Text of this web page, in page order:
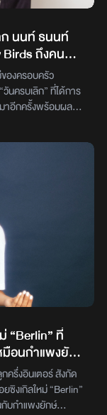
มิวสิกวิดีโอเพลง
:
าพ : PONCHET
ก นนท์ ธนนท์
Birds ถึงคน
องครอบครัว
นครบเลิก” ที่ได้การ
าอีกครั้งพร้อมผล
NO OTHER
ป็นเพลงที่สามารถ
ป็นเพลงเศร้าก็ได้
ลกก็ไม่สามารถ
วามรักทั้งหมดก็จะ
ให้ออกมาช้าๆ
จืออยู่นิดๆ พร้อมกับ
Birds มาเขียนเนื้อ
ลใจมาจาก
คุณแม่ แต่ก็มีการ
ในรูปแบบใด คนเรา
งได้ เมฆ MACHINA
ย มาโปรดิวซ์ให้อีก
ด และความสมัยใหม่
วามร่วมสมัยสูง เพิ่ม
มชม Music Video
ONE) ซิงเกิลใหม่
ภาพ : LOVEiS
“Berlin” ที่
มือนกำแพงยักษ์
ซิงเกิลใหม่ “Berlin”
บกำแพงยักษ์